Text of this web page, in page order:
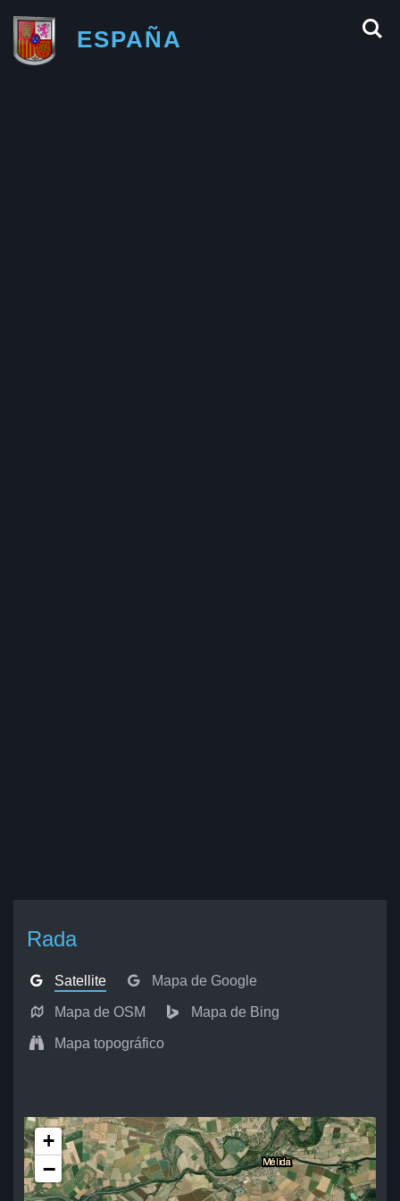
ESPAÑA
Rada
Satellite Mapa de Google
Mapa de OSM Mapa de Bing
Mapa topográfico
+
−